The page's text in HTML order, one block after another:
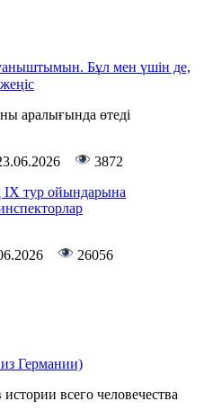
Бұл мен үшін де,
аралығында өтеді
3872
IХ тур ойындарына
26056
Германии)
всего человечества